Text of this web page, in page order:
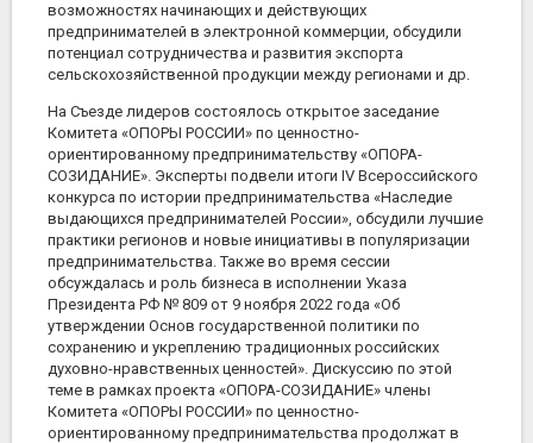
возможностях начинающих и действующих
предпринимателей в электронной коммерции, обсудили
потенциал сотрудничества и развития экспорта
сельскохозяйственной продукции между регионами и др.
На Съезде лидеров состоялось открытое заседание
Комитета «ОПОРЫ РОССИИ» по ценностно-
ориентированному предпринимательству «ОПОРА-
СОЗИДАНИЕ». Эксперты подвели итоги IV Всероссийского
конкурса по истории предпринимательства «Наследие
выдающихся предпринимателей России», обсудили лучшие
практики регионов и новые инициативы в популяризации
предпринимательства. Также во время сессии
обсуждалась и роль бизнеса в исполнении Указа
Президента РФ № 809 от 9 ноября 2022 года «Об
утверждении Основ государственной политики по
сохранению и укреплению традиционных российских
духовно-нравственных ценностей». Дискуссию по этой
теме в рамках проекта «ОПОРА-СОЗИДАНИЕ» члены
Комитета «ОПОРЫ РОССИИ» по ценностно-
ориентированному предпринимательства продолжат в